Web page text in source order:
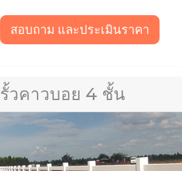
สอบถาม และประเมินราคา
รั้วคาวบอย 4 ชั้น